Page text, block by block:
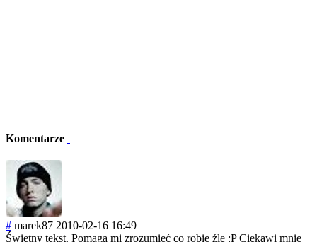
Komentarze
# marek87 2010-02-16 16:49
Świetny tekst. Pomaga mi zrozumieć co robię źle :P Ciekawi mnie